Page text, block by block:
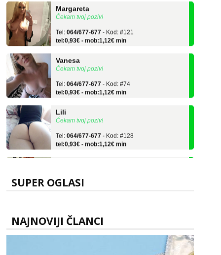
Čekam tvoj poziv!
tel:0,93€ - mob:1,12€ min
Čekam tvoj poziv!
tel:0,93€ - mob:1,12€ min
Čekam tvoj poziv!
tel:0,93€ - mob:1,12€ min
Tel: 064/677-677
tel:0,93€ - mob:1,12€ min
Čekam tvoj poziv!
SUPER OGLASI
NAJNOVIJI ČLANCI